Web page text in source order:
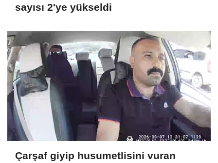
sayısı 2'ye yükseldi
Çarşaf giyip husumetlisini vuran